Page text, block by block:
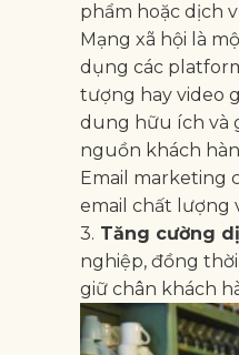
phẩm hoặc dịch
Mạng xã hội là
dụng các
tượng hay video
dung hữu ích và
nguồn khách
Email marketing
email chất lượng
3. Tăng cường
nghiệp, đồng
giữ chân khách